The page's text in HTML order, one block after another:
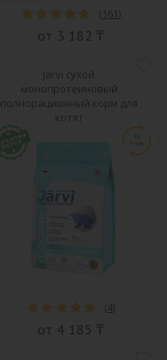
( 161)
от 3 182 ₸
Jarvi сухой
монопротеиновый
полнорационный корм для
котят
(4)
от 4 185 ₸